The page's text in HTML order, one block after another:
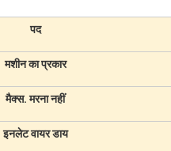
पद
मशीन का प्रकार
मैक्स. मरना नहीं
इनलेट वायर डाय